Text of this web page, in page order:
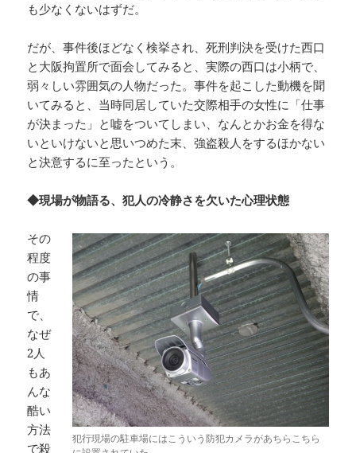
も少なくないはずだ。
だが、事件後ほどなく検挙され、死刑判決を受けた西口
と大阪拘置所で面会してみると、実際の西口は小柄で、
弱々しい雰囲気の人物だった。事件を起こした動機を聞
いてみると、当時同居していた交際相手の女性に「仕事
が決まった」と嘘をついてしまい、なんとかお金を得な
いといけないと思いつめた末、強盗殺人をするほかない
と決意するに至ったという。
◆現場が物語る、犯人の冷静さを欠いた心理状態
犯行現場の駐車場にはこういう防犯カメラがあちらこちら
その
程度
の事
情
で、
なぜ
2人
もあ
んな
酷い
方法
で殺